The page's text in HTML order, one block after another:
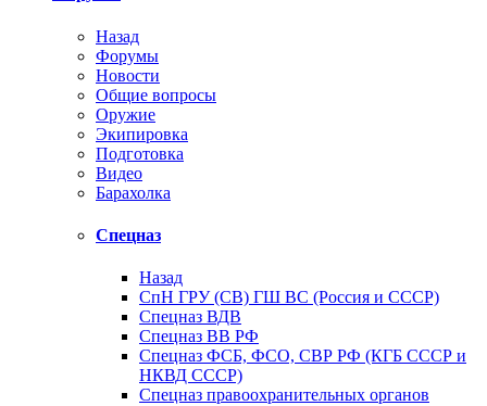
Назад
Форумы
Новости
Общие вопросы
Оружие
Экипировка
Подготовка
Видео
Барахолка
Спецназ
Назад
СпН ГРУ (СВ) ГШ ВС (Россия и СССР)
Спецназ ВДВ
Спецназ ВВ РФ
Спецназ ФСБ, ФСО, СВР РФ (КГБ СССР и
НКВД СССР)
Спецназ правоохранительных органов